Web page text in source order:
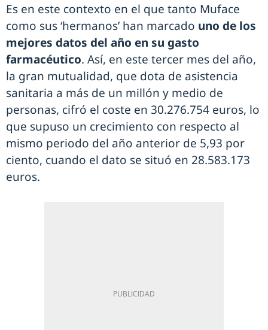
Es en este contexto en el que tanto Muface
como sus ‘hermanos’ han marcado uno de los
mejores datos del año en su gasto
farmacéutico. Así, en este tercer mes del año,
la gran mutualidad, que dota de asistencia
sanitaria a más de un millón y medio de
personas, cifró el coste en 30.276.754 euros, lo
que supuso un crecimiento con respecto al
mismo periodo del año anterior de 5,93 por
ciento, cuando el dato se situó en 28.583.173
euros.